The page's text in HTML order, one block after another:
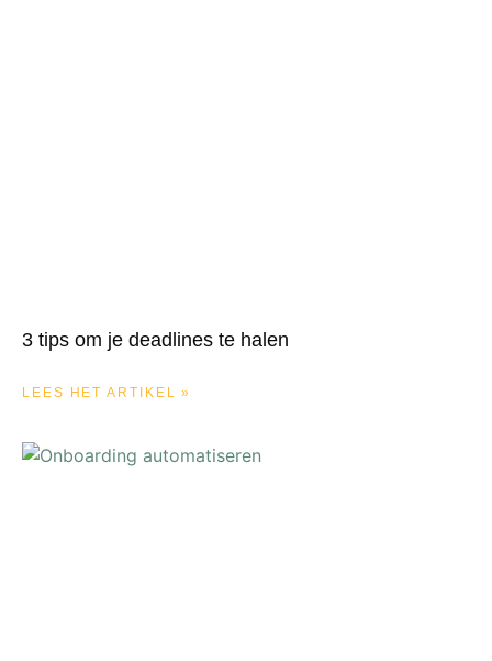
3 tips om je deadlines te halen
LEES HET ARTIKEL »